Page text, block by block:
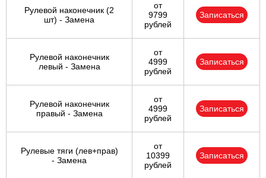
Рулевой наконечник (2
шт) - Замена
от
9799
рублей
Записаться
Рулевой наконечник
левый - Замена
от
4999
рублей
Записаться
Рулевой наконечник
правый - Замена
от
4999
рублей
Записаться
Рулевые тяги (лев+прав)
- Замена
от
10399
рублей
Записаться